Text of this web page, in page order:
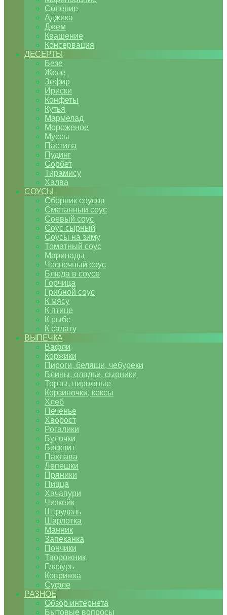
Соление
Аджика
Джем
Квашение
Консервация
ДЕСЕРТЫ
Безе
Желе
Зефир
Ириски
Конфеты
Кутья
Мармелад
Мороженое
Муссы
Пастила
Пудинг
Сорбет
Тирамису
Халва
СОУСЫ
Сборник соусов
Сметанный соус
Соевый соус
Соус сырный
Соусы на зиму
Томатный соус
Маринады
Чесночный соус
Блюда в соусе
Горчица
Грибной соус
К мясу
К птице
К рыбе
К салату
ВЫПЕЧКА
Вафли
Коржики
Пироги, беляши, чебуреки
Блины, оладьи, сырники
Торты, пирожные
Корзиночки, кексы
Хлеб
Печенье
Хворост
Рогалики
Булочки
Бисквит
Пахлава
Лепешки
Пряники
Пицца
Хачапури
Чизкейк
Штрудель
Шарлотка
Манник
Запеканка
Пончики
Творожник
Глазурь
Коврижка
Суфле
РАЗНОЕ
Обзор интернета
Бытовые вопросы